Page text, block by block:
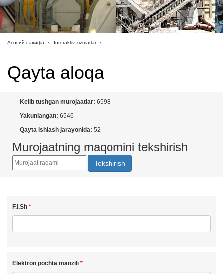
Асосий саҳифа Interaktiv xizmatlar
Qayta aloqa
Kelib tushgan murojaatlar: 6598
Yakunlangan: 6546
Qayta ishlash jarayonida: 52
Murojaatning maqomini tekshirish
Tekshirish
F.I.Sh
Elektron pochta manzili